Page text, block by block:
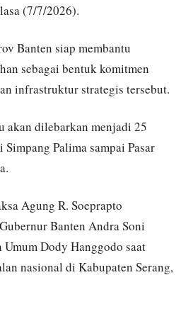
(7/7/2026).
Banten siap membantu
sebagai bentuk komitmen
infrastruktur strategis tersebut.
akan dilebarkan menjadi 25
Palima sampai Pasar
Agung R. Soeprapto
Banten Andra Soni
Dody Hanggodo saat
nasional di Kabupaten Serang,